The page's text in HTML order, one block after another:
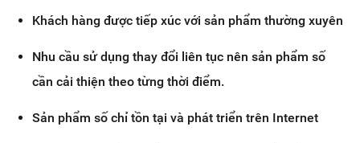
Khách hàng được tiếp xúc với sản phẩm thường xuyên
Nhu cầu sử dụng thay đổi liên tục nên sản phẩm số
cần cải thiện theo từng thời điểm.
Sản phẩm số chỉ tồn tại và phát triển trên Internet